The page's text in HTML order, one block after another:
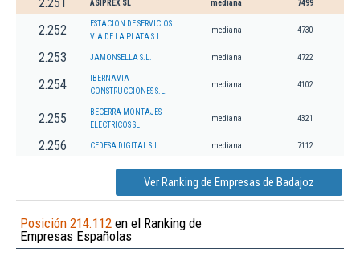
2.251 ASIPREX SL mediana 7499
2.252
ESTACION DE SERVICIOS
VIA DE LA PLATA S.L.
mediana 4730
2.253 JAMONSELLA S.L. mediana 4722
2.254
IBERNAVIA
CONSTRUCCIONES S.L.
mediana 4102
2.255
BECERRA MONTAJES
ELECTRICOS SL
mediana 4321
2.256 CEDESA DIGITAL S.L. mediana 7112
Ver Ranking de Empresas de Badajoz
Posición 214.112 en el Ranking de
Empresas Españolas